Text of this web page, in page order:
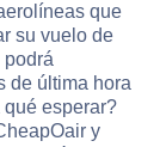
que
su vuelo de
podrá
de última hora
esperar?
y